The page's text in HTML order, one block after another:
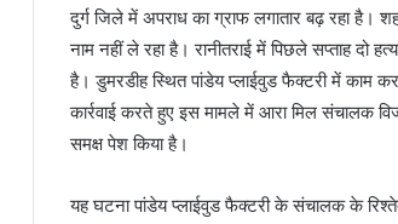
दुर्ग जिले में अपराध का ग्राफ लगातार बढ़ रहा है।
नाम नहीं ले रहा है। रानीतराई में पिछले सप्ताह
है। डुमरडीह स्थित पांडेय प्लाईवुड फैक्टरी में काम
कार्रवाई करते हुए इस मामले में आरा मिल संचालक
समक्ष पेश किया है।
यह घटना पांडेय प्लाईवुड फैक्टरी के संचालक के